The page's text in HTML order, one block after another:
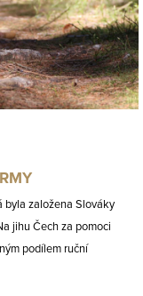
byla založena Slováky
jihu Čech za pomoci
podílem ruční